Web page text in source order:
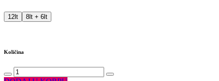
12lt 8lt + 6lt
Količina